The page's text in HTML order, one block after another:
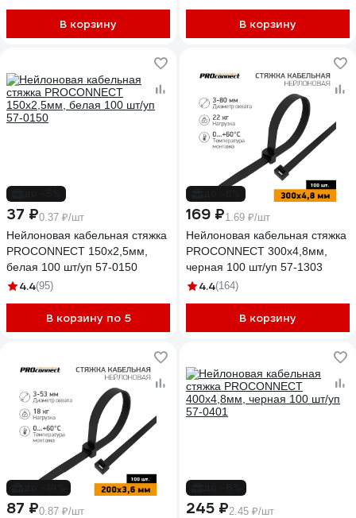
В корзину В корзину
37 ₽0.37 ₽/шт
Нейлоновая кабельная стяжка
PROCONNECT 150x2,5мм,
белая 100 шт/уп 57-0150
4.4(95)
В корзину по 5
169 ₽1.69 ₽/шт
Нейлоновая кабельная стяжка
PROCONNECT 300x4,8мм,
черная 100 шт/уп 57-1303
4.4(164)
В корзину
87 ₽0.87 ₽/шт 245 ₽2.45 ₽/шт